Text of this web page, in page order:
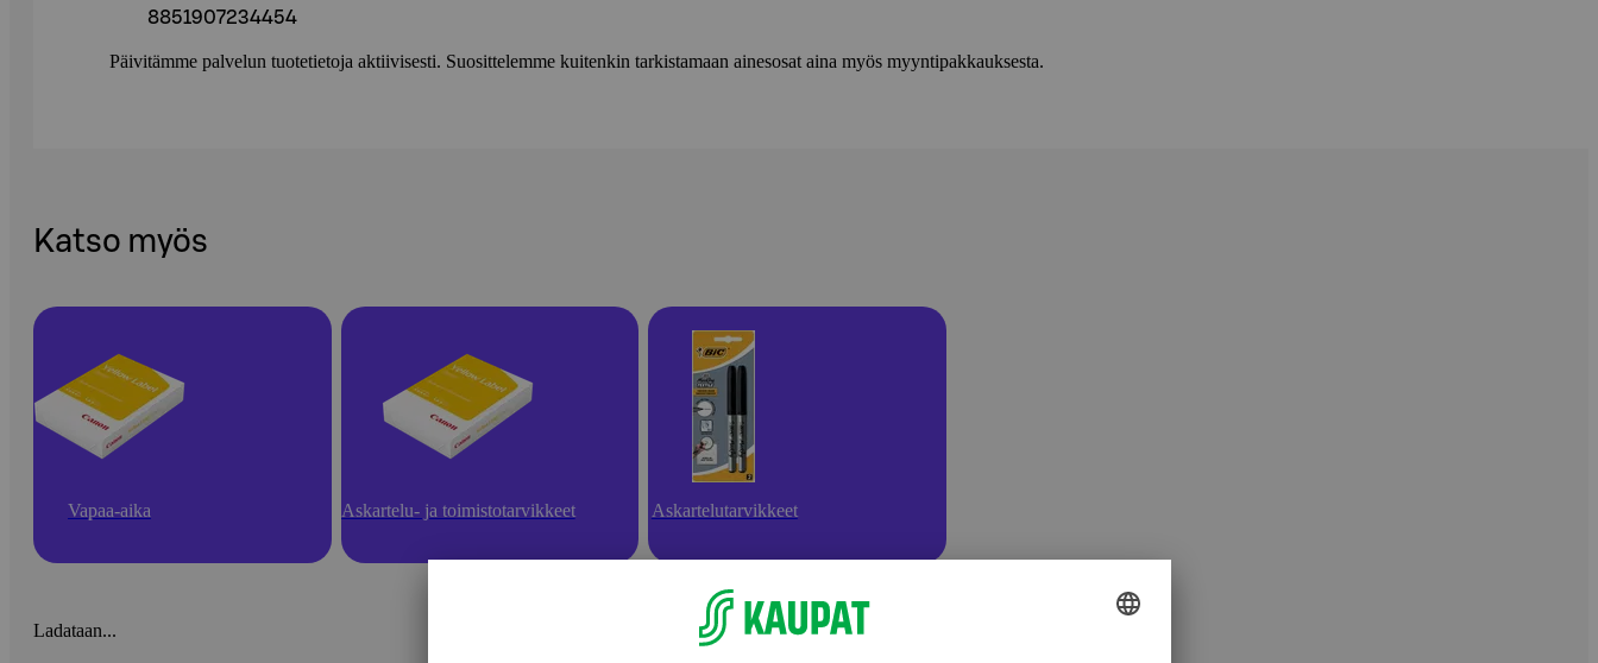
8851907234454
Päivitämme palvelun tuotetietoja aktiivisesti. Suosittelemme kuitenkin tarkistamaan ainesosat aina myös myyntipakkauksesta.
Katso myös
Vapaa-aika Askartelu- ja toimistotarvikkeet Askartelutarvikkeet
Ladataan...